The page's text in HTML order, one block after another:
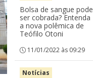
Bolsa de sangue pode
ser cobrada? Entenda
a nova polêmica de
Teófilo Otoni
11/01/2022 às 09:29
Notícias